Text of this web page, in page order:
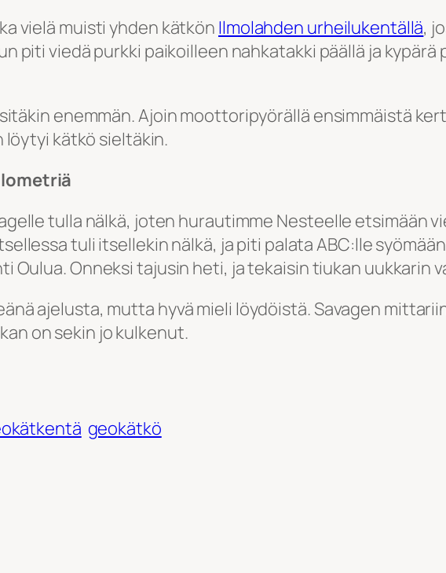
vielä muisti yhden kätkön Ilmolahden urheilukentällä,
piti viedä purkki paikoilleen nahkatakki päällä ja kypärä
enemmän. Ajoin moottoripyörällä ensimmäistä
kätkö sieltäkin.
tulla nälkä, joten hurautimme Nesteelle etsimään
tuli itsellekin nälkä, ja piti palata ABC:lle
Oulua. Onneksi tajusin heti, ja tekaisin tiukan uukkarin
ajelusta, mutta hyvä mieli löydöistä. Savagen
on sekin jo kulkenut.
geokätkö